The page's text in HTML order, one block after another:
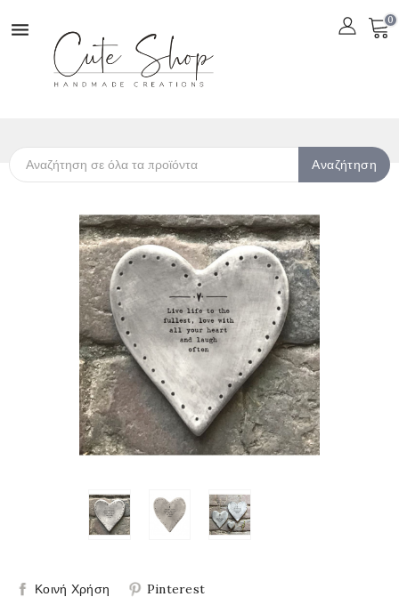
 0
Αναζήτηση
Κοινή Χρήση Pinterest